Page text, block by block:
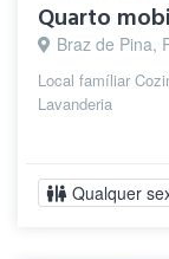
Braz de Pina,
Local famíliar
Lavanderia
Qualquer